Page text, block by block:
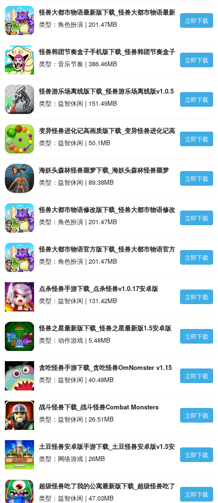
怪兽大都市物语最新版下载_怪兽大都市物语最新
版1.6.11安卓版
类型：角色扮演 | 201.47MB 立即下载
怪兽韩团节奏盒子手机版下载_怪兽韩团节奏盒子
安卓版
类型：音乐节奏 | 386.46MB 立即下载
怪兽游乐场离线版下载_怪兽游乐场离线版v1.0.5
安卓版
类型：益智休闲 | 151.49MB 立即下载
变异怪兽进化记高画质版下载_变异怪兽进化记高
画质版v1.4.0安卓版
类型：益智休闲 | 50.1MB 立即下载
海妖头森林怪兽噩梦下载_海妖头森林怪兽噩梦
v1.22安卓版
类型：益智休闲 | 89.38MB 立即下载
怪兽大都市物语修改版下载_怪兽大都市物语修改
版1.6.11安卓版
类型：角色扮演 | 201.47MB 立即下载
怪兽大都市物语官方版下载_怪兽大都市物语官方
版1.6.11安卓版
类型：角色扮演 | 201.47MB 立即下载
点杀怪兽手游下载_点杀怪兽v1.0.17安卓版
类型：益智休闲 | 131.42MB
立即下载
怪兽之星最新版下载_怪兽之星最新版1.5安卓版
类型：动作游戏 | 5.48MB
立即下载
贪吃怪兽手游下载_贪吃怪兽OmNomster v1.15
安卓版
类型：益智休闲 | 40.48MB 立即下载
战斗怪兽下载_战斗怪兽Combat Monsters
v1.23安卓版
类型：益智休闲 | 26.51MB 立即下载
土豆怪兽安卓版手游下载_土豆怪兽安卓版v1.5安
卓版
类型：网络游戏 | 26MB 立即下载
超级怪兽吃了我的公寓最新版下载_超级怪兽吃了
我的公寓最新版1.3安卓版
类型：益智休闲 | 47.03MB 立即下载